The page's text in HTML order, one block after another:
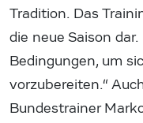
Tradition. Das
die neue Saison
Bedingungen, um
vorzubereiten.“
Bundestrainer